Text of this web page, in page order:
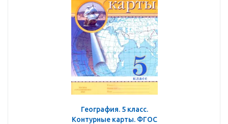
География. 5 класс.
Контурные карты. ФГОС